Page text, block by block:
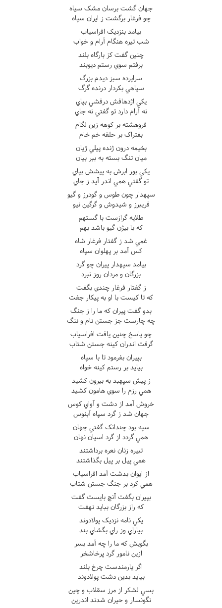
جهان گشت برسان مشک سياه
چو فرغار برگشت ز ايران سپاه
بيامد بنزديک افراسياب
شب تيره هنگام آرام و خواب
چنين گفت کز بارگاه بلند
برفتم سوي رستم ديوبند
سراپرده سبز ديدم بزرگ
سپاهي بکردار درنده گرگ
يکي اژدهافش درفشي بپاي
نه آرام دارد تو گفتي نه جاي
فروهشته بر کوهه زين لگام
بفتراک بر حلقه خم خام
بخيمه درون ژنده پيلي ژيان
ميان تنگ بسته به ببر بيان
يکي بور ابرش به پيشش بپاي
تو گفتي همي اندر آيد ز جاي
سپهدار چون طوس و گودرز و گيو
فريبرز و شيدوش و گرگين نيو
طلايه گرازست با گستهم
که با بيژن گيو باشد بهم
غمي شد ز گفتار فرغار شاه
کس آمد بر پهلوان سپاه
بيامد سپهدار پيران چو گرد
بزرگان و مردان روز نبرد
ز گفتار فرغار چندي بگفت
که تا کيست با او به پيکار جفت
بدو گفت پيران که ما را ز جنگ
چه چارست جز جستن نام و ننگ
چو پاسخ چنين يافت افراسياب
گرفت اندران کينه جستن شتاب
بپيران بفرمود تا با سپاه
بيايد بر رستم کينه خواه
ز پيش سپهبد به بيرون کشيد
همي رزم را سوي هامون کشيد
خروش آمد از دشت و آواي کوس
جهان شد ز گرد سپاه آبنوس
سپه بود چندانک گفتي جهان
همي گردد از گرد اسپان نهان
تبيره زنان نعره برداشتند
همي پيل بر پيل بگذاشتند
از ايوان بدشت آمد افراسياب
همي کرد بر جنگ جستن شتاب
بپيران بگفت آنچ بايست گفت
که راز بزرگان ببايد نهفت
يکي نامه نزديک پولادوند
بياراي وز راي بگشاي بند
بگويش که ما را چه آمد بسر
ازين نامور گرد پرخاشخر
اگر يارمندست چرخ بلند
بيايد بدين دشت پولادوند
بسي لشکر از مرز سقلاب و چين
نگونسار و حيران شدند اندرين